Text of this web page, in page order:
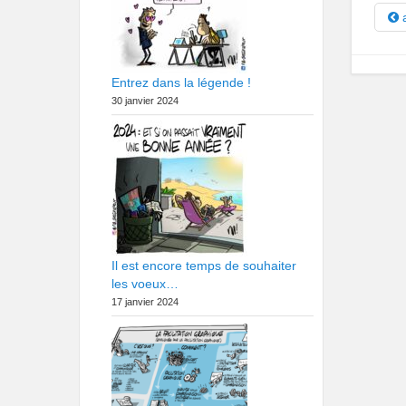
Entrez dans la légende !
30 janvier 2024
Il est encore temps de souhaiter
les voeux…
17 janvier 2024